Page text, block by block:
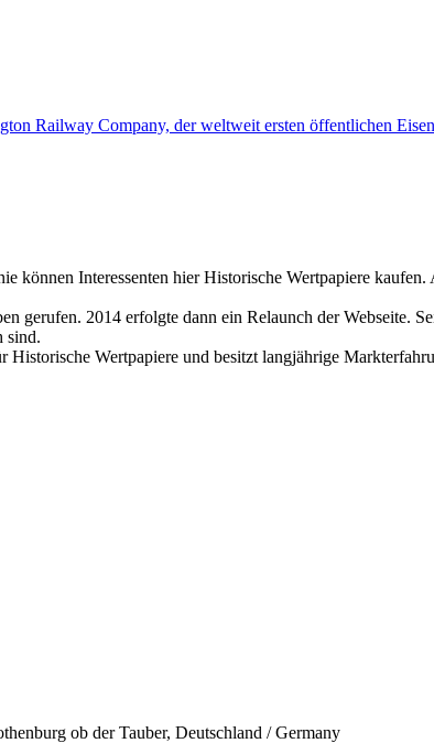
Railway Company, der weltweit ersten öffentlichen
können Interessenten hier Historische Wertpapiere
gerufen. 2014 erfolgte dann ein Relaunch der Webseite.
sind.
Wertpapiere und besitzt langjährige
ob der Tauber, Deutschland / Germany